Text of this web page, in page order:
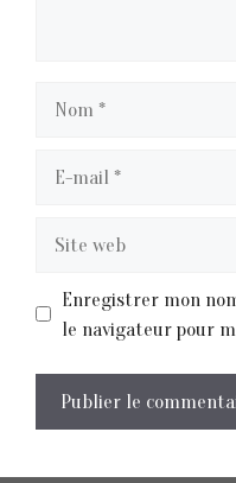
Enregistrer mon
le navigateur pour